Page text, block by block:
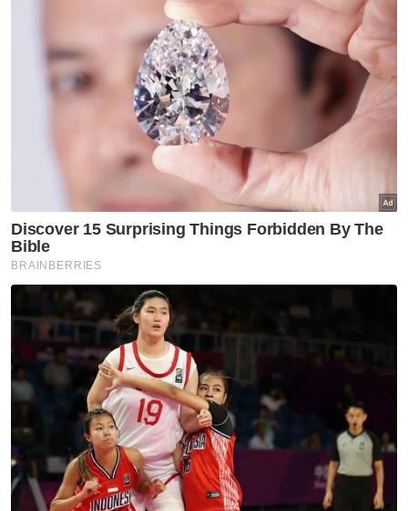
Mahsuri seru rakyat Malaysia bersatu hati, hindari
Bagi menangani cabaran, pihak kami melihat
terdapat tiga saranan yang sesuai dilakukan
dalam tempoh terdekat namun bersifat
jangka panjang. Pertama, keperluan untuk
menyemak kembali Pelan Antirasuah
Nasional dengan memastikan usaha
membudayakan integriti dalam masyarakat
diteruskan dengan penyelarasan yang lebih
baik.
Sokongan daripada pihak rakyat yang kukuh
amat diperlukan di samping pematuhan
integriti oleh sektor awam dan swasta.
Saranan ini turut melibatkan peranan
masyarakat awam, NGO dan parti-parti
politik melalui penekanan modal insan dalam
NACP diberikan keutamaan. Pengukuhan
kembali peranan IIM sebagai organisasi
menguruskan agenda pembudayaan integriti